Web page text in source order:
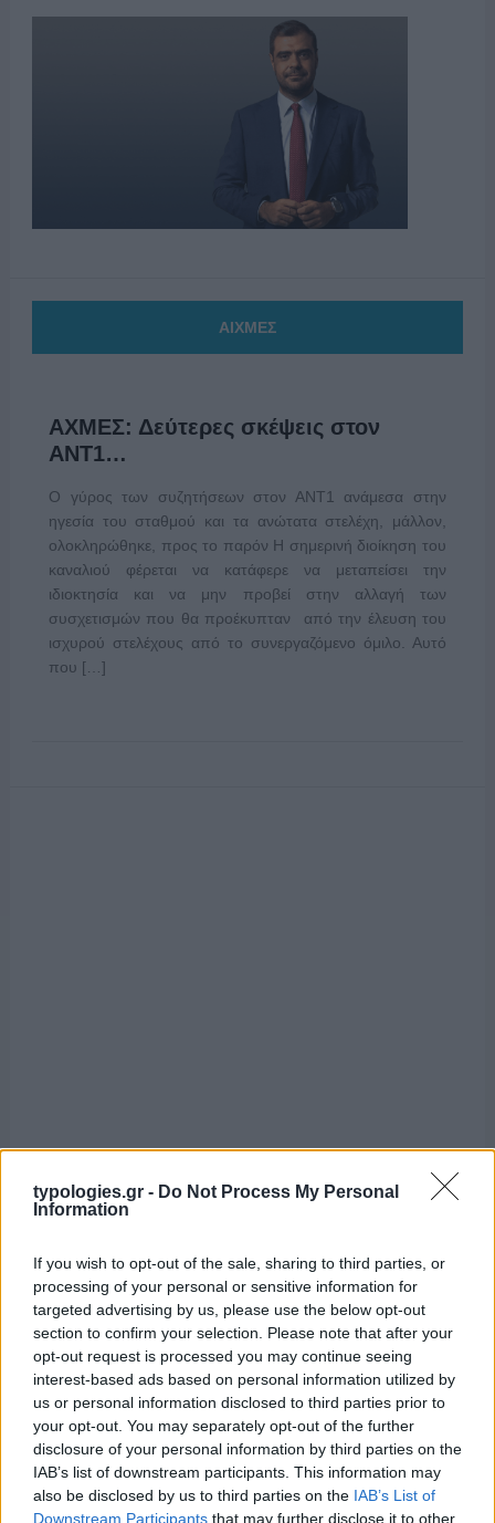
typologies.gr - Do Not Process My Personal
Information
If you wish to opt-out of the sale, sharing to third parties, or
processing of your personal or sensitive information for
targeted advertising by us, please use the below opt-out
section to confirm your selection. Please note that after your
opt-out request is processed you may continue seeing
interest-based ads based on personal information utilized by
us or personal information disclosed to third parties prior to
your opt-out. You may separately opt-out of the further
disclosure of your personal information by third parties on the
IAB’s list of downstream participants. This information may
also be disclosed by us to third parties on the IAB’s List of
Downstream Participants that may further disclose it to other
ΑΙΧΜΕΣ
ΑΧΜΕΣ: Δεύτερες σκέψεις στον
ΑΝΤ1…
Ο γύρος των συζητήσεων στον ΑΝΤ1 ανάμεσα στην
ηγεσία του σταθμού και τα ανώτατα στελέχη, μάλλον,
ολοκληρώθηκε, προς το παρόν Η σημερινή διοίκηση του
καναλιού φέρεται να κατάφερε να μεταπείσει την
ιδιοκτησία και να μην προβεί στην αλλαγή των
συσχετισμών που θα προέκυπταν από την έλευση του
ισχυρού στελέχους από το συνεργαζόμενο όμιλο. Αυτό
που […]